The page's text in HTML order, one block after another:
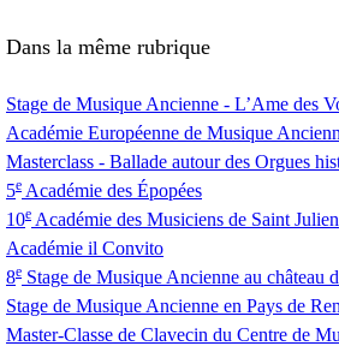
Dans la même rubrique
Stage de Musique Ancienne - L’Ame des
Académie Européenne de Musique
Masterclass - Ballade autour des Orgues
5e Académie des Épopées
10e Académie des Musiciens de Saint Julien
Académie il Convito
8e Stage de Musique Ancienne au château
Stage de Musique Ancienne en Pays de
Master-Classe de Clavecin du Centre de